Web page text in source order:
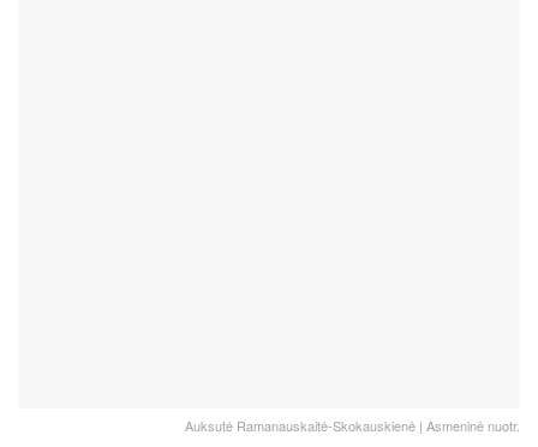
Auksutė Ramanauskaitė-Skokauskienė | Asmeninė nuotr.